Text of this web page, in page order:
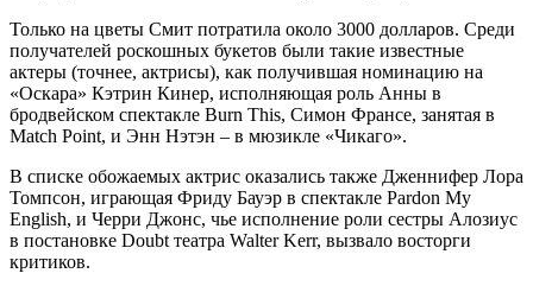
Только на цветы Смит потратила около 3000 долларов. Среди
получателей роскошных букетов были такие известные
актеры (точнее, актрисы), как получившая номинацию на
«Оскара» Кэтрин Кинер, исполняющая роль Анны в
бродвейском спектакле Burn This, Симон Франсе, занятая в
Match Point, и Энн Нэтэн – в мюзикле «Чикаго».
В списке обожаемых актрис оказались также Дженнифер Лора
Томпсон, играющая Фриду Бауэр в спектакле Pardon My
English, и Черри Джонс, чье исполнение роли сестры Алозиус
в постановке Doubt театра Walter Kerr, вызвало восторги
критиков.